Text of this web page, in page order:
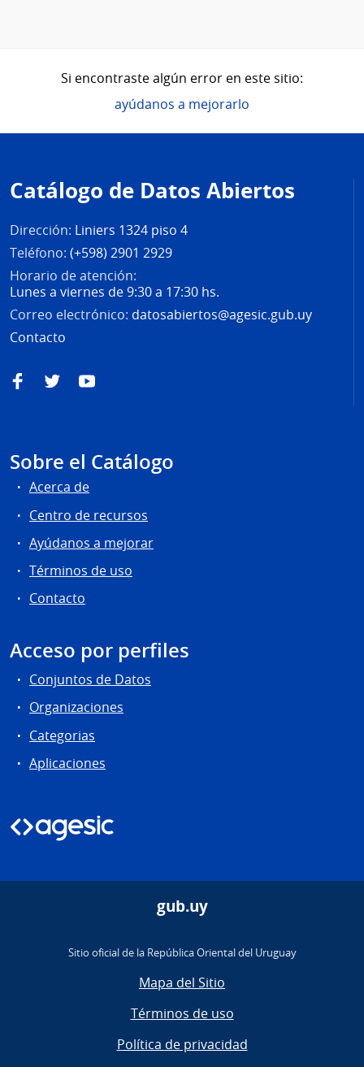
Si encontraste algún error en este sitio:
ayúdanos a mejorarlo
de
página
Catálogo de Datos Abiertos
Dirección: Liniers 1324 piso 4
Teléfono: (+598) 2901 2929
Horario de atención:
Lunes a viernes de 9:30 a 17:30 hs.
Correo electrónico: datosabiertos@agesic.gub.uy
Contacto
FacebookTwitterYouTube
Sobre el Catálogo
Acerca de
Centro de recursos
Ayúdanos a mejorar
Términos de uso
Contacto
Acceso por perfiles
Conjuntos de Datos
Organizaciones
Categorias
Aplicaciones
gub.uy
Sitio oficial de la República Oriental del Uruguay
Mapa del Sitio
Términos de uso
Política de privacidad